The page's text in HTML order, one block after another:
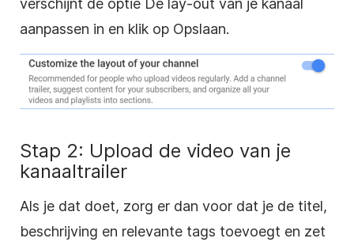
aanpassen in en klik op Opslaan.
Stap 2: Upload de video van je
kanaaltrailer
Als je dat doet, zorg er dan voor dat je de titel,
beschrijving en relevante tags toevoegt en zet